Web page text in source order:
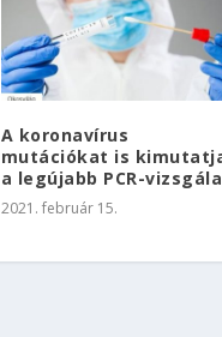
A koronavírus
mutációkat is
a legújabb PCR-
2021. február 15.